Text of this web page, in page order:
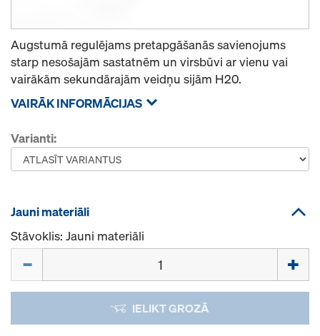
Augstumā regulējams pretapgāšanās savienojums
starp nesošajām sastatnēm un virsbūvi ar vienu vai
vairākām sekundārajām veidņu sijām H20.
VAIRĀK INFORMĀCIJAS
Varianti:
Jauni materiāli
Stāvoklis: Jauni materiāli
IELIKT GROZĀ